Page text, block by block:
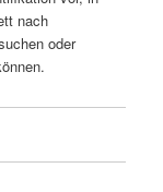
nach
oder